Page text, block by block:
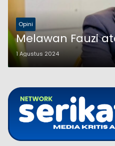
Opini
Melawan Fauzi
1 Agustus 2024